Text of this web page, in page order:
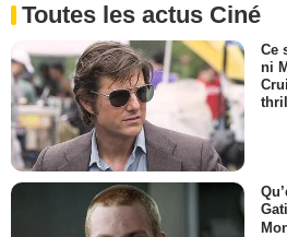
Toutes les actus Ciné
Ce
ni